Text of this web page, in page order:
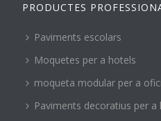
PRODUCTES
Paviments escolars
Moquetes per a hotels
moqueta modular per a
Paviments decoratius per a